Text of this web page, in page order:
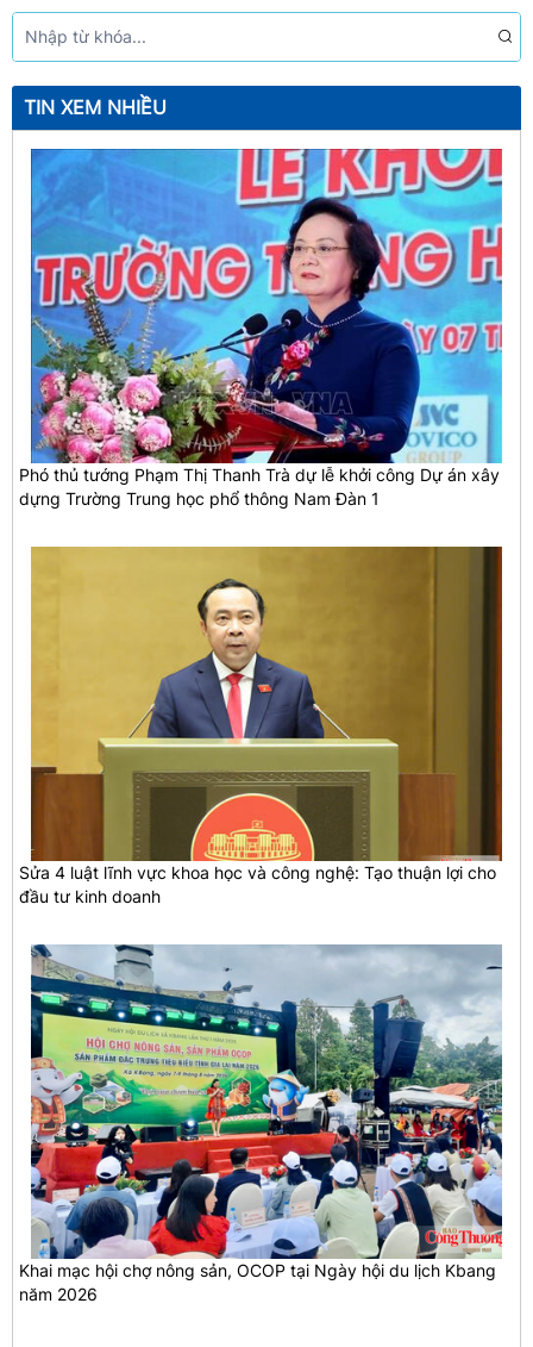
TIN XEM NHIỀU
Phó thủ tướng Phạm Thị Thanh Trà dự lễ khởi công Dự án xây
dựng Trường Trung học phổ thông Nam Đàn 1
Sửa 4 luật lĩnh vực khoa học và công nghệ: Tạo thuận lợi cho
đầu tư kinh doanh
Khai mạc hội chợ nông sản, OCOP tại Ngày hội du lịch Kbang
năm 2026